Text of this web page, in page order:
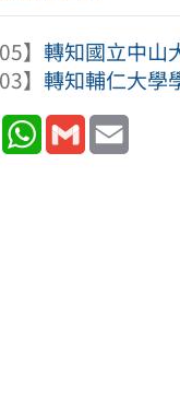
】轉知國立中山
】轉知輔仁大學
WeChatWhatsApp
Gmail